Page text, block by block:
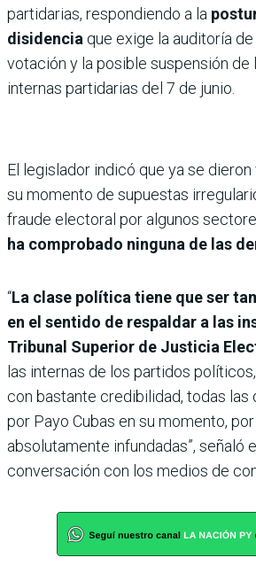
partidarias, respondiendo a la
disidencia que exige la auditoría
votación y la posible suspensión de
internas partidarias del 7 de junio.
El legislador indicó que ya se
su momento de supuestas
fraude electoral por algunos
ha comprobado ninguna de las
“La clase política tiene que ser
en el sentido de respaldar a las
Tribunal Superior de Justicia
las internas de los partidos
con bastante credibilidad, todas las
por Payo Cubas en su momento,
absolutamente infundadas”, señaló
conversación con los medios de